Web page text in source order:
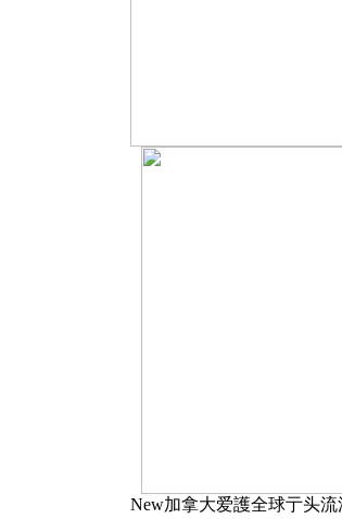
New加拿大爱護全球亍头流